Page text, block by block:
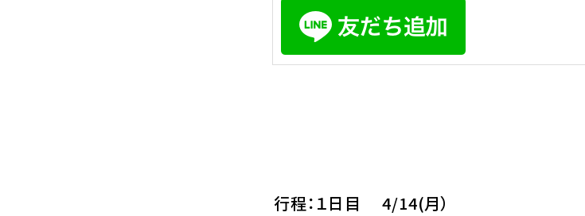
行程：１日目 4/14(月）